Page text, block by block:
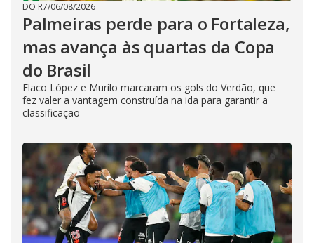
DO R7/06/08/2026
Palmeiras perde para o Fortaleza,
mas avança às quartas da Copa
do Brasil
Flaco López e Murilo marcaram os gols do Verdão, que
fez valer a vantagem construída na ida para garantir a
classificação